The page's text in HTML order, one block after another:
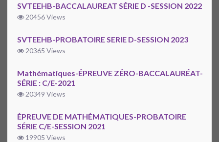
SVTEEHB-BACCALAUREAT SÉRIE D -SESSION 2022
20456 Views
SVTEEHB-PROBATOIRE SERIE D-SESSION 2023
20365 Views
Mathématiques-ÉPREUVE ZÉRO-BACCALAURÉAT-
SÉRIE : C/E-2021
20349 Views
ÉPREUVE DE MATHÉMATIQUES-PROBATOIRE
SÉRIE C/E-SESSION 2021
19905 Views